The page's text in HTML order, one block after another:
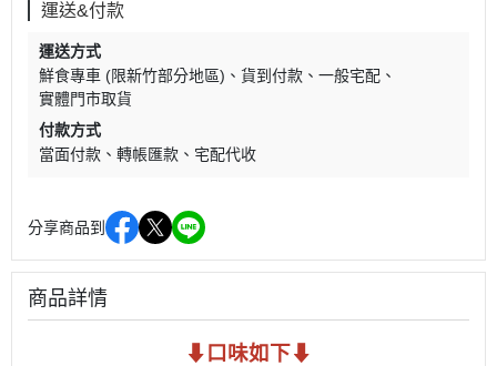
運送&付款
運送方式
鮮食專車 (限新竹部分地區)
貨到付款
一般宅配
實體門市取貨
付款方式
當面付款
轉帳匯款 宅配代收
分享商品到
商品詳情
⬇口味如下⬇